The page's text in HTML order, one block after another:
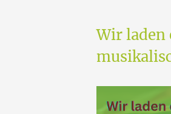
Wir laden